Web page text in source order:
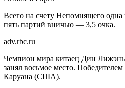
Всего на счету Непомнящего одна
пять партий вничью — 3,5 очка.
adv.rbc.ru
Чемпион мира китаец Дин Лижэнь
занял восьмое место.
Каруана (США).